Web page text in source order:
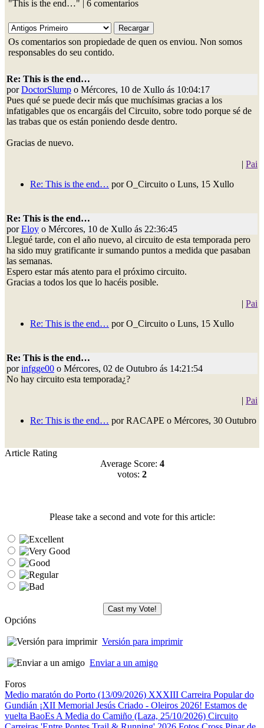
"This is the end…" | 6 comentarios
Os comentarios son propiedade de quen os enviou. Non somos
responsables do seu contido.
Re: This is the end…
porDoctorSlump o Mércores, 10 de Xullo ás 10:04:17
Pues qué se puede decir más que muchísimas gracias a los
infatigables que os encargáis del Circuito, sobre todo porque sé de
las trabas que os están poniendo desde dentro.
Gracias de nuevo.
| Pai
Re: This is the end… por O_Circuito o Luns, 15 Xullo
Re: This is the end…
porEloy o Mércores, 10 de Xullo ás 22:36:45
Llegué tarde, con el año nuevo, al circuito de esta temporada pero
ha sido muy gratificante ir sumando puntos a medida que pasaban
las semanas.
Espero estar más atento para el próximo circuito.
Gracias a todos los que lo hacéis posible.
| Pai
Re: This is the end… por O_Circuito o Luns, 15 Xullo
Re: This is the end…
porinfgge00 o Mércores, 02 de Outubro ás 14:21:54
No hay circuito esta temporada¿?
| Pai
Re: This is the end… por RACAPE o Mércores, 30 Outubro
Article Rating
Average Score: 4
votos: 2
Please take a second and vote for this article:
Opcións
Versión para imprimir
Enviar a un amigo
Foros
Medio maratón do Porto (13/09/2026) XXXIII Carreira Popular do
Gundián ¡XII Memorial Jesús Criado - Oleiros 2026! Estamos de
vuelta BaoEs A Media do Camiño (Laza, 25/10/2026) Circuito